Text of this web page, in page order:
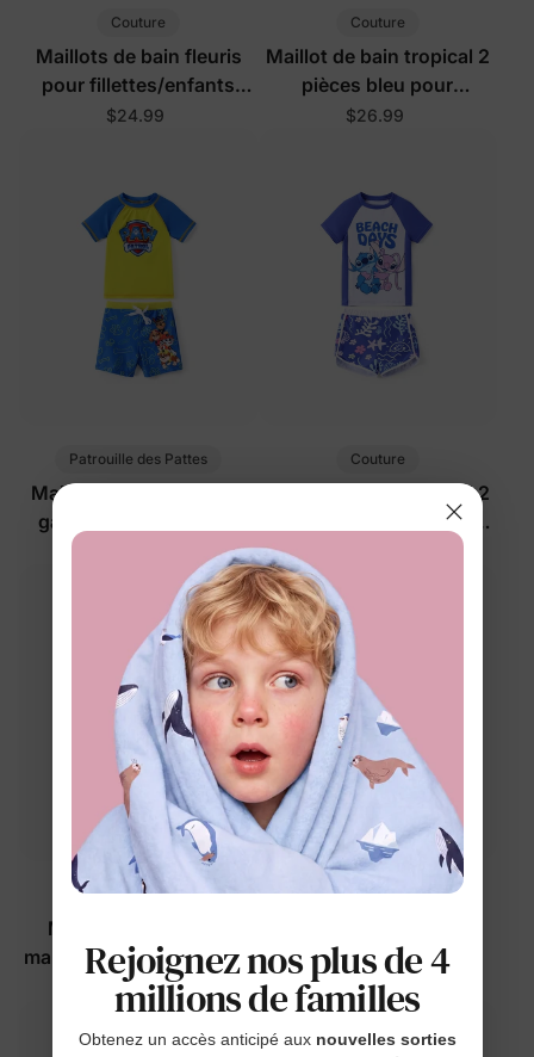
Couture
Maillots de bain fleuris
pour fillettes/enfants
violet
$24.99
Couture
Maillot de bain tropical 2
pièces bleu pour
fillettes/enfants avec
$26.99
Patrouille des Pattes
Maillot de bain 2 pièces
garçon tout-petit bleu
Couture
Maillot de bain tropical 2
pièces pour fille avec
protection UPF, violet
Patrouille des Pattes
Maillot de bain sans
manches UPF pour petite
fille Rose vif
$22.99
SpongeBob
jaunes pour
fillettes/enfants
$22.99
Rejoignez nos plus de 4
millions de familles
Obtenez un accès anticipé aux nouvelles sorties